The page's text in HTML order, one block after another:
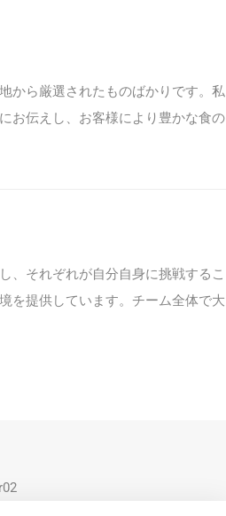
から厳選されたものばかりです。私
お伝えし、お客様により豊かな食の
、それぞれが自分自身に挑戦するこ
を提供しています。チーム全体で大